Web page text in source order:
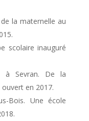
la maternelle au
scolaire inauguré
à Sevran. De la
en 2017.
Bois. Une école